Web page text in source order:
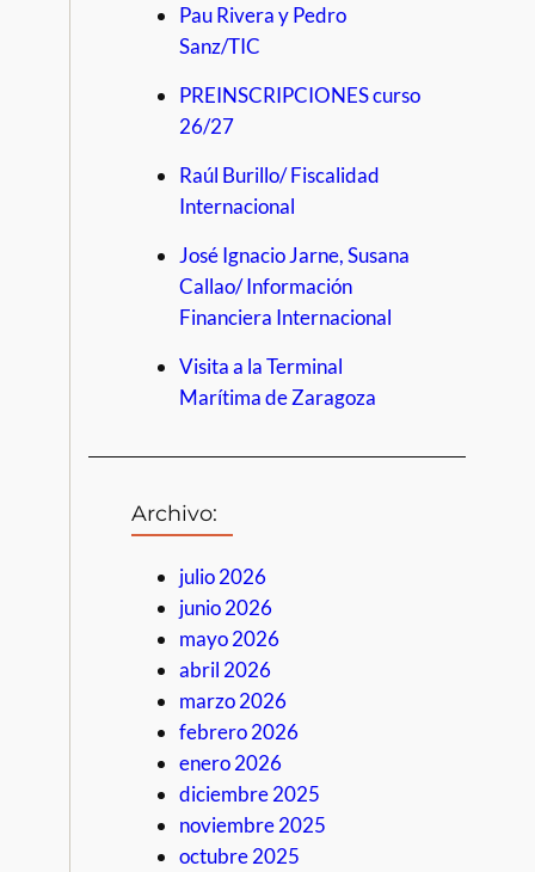
Pau Rivera y Pedro
Sanz/TIC
PREINSCRIPCIONES curso
26/27
Raúl Burillo/ Fiscalidad
Internacional
José Ignacio Jarne, Susana
Callao/ Información
Financiera Internacional
Visita a la Terminal
Marítima de Zaragoza
Archivo:
julio 2026
junio 2026
mayo 2026
abril 2026
marzo 2026
febrero 2026
enero 2026
diciembre 2025
noviembre 2025
octubre 2025